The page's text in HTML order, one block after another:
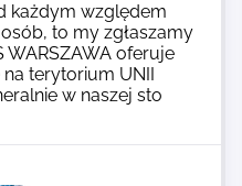
każdym względem
to my zgłaszamy
WARSZAWA oferuje
terytorium UNII
w naszej sto